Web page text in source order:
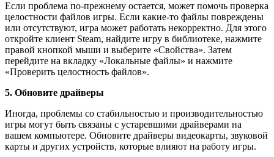
Если проблема по-прежнему остается, может помочь проверка
целостности файлов игры. Если какие-то файлы повреждены
или отсутствуют, игра может работать некорректно. Для этого
откройте клиент Steam, найдите игру в библиотеке, нажмите
правой кнопкой мыши и выберите «Свойства». Затем
перейдите на вкладку «Локальные файлы» и нажмите
«Проверить целостность файлов».
5. Обновите драйверы
Иногда, проблемы со стабильностью и производительностью
игры могут быть связаны с устаревшими драйверами на
вашем компьютере. Обновите драйверы видеокарты, звуковой
карты и других устройств, которые влияют на работу игры.